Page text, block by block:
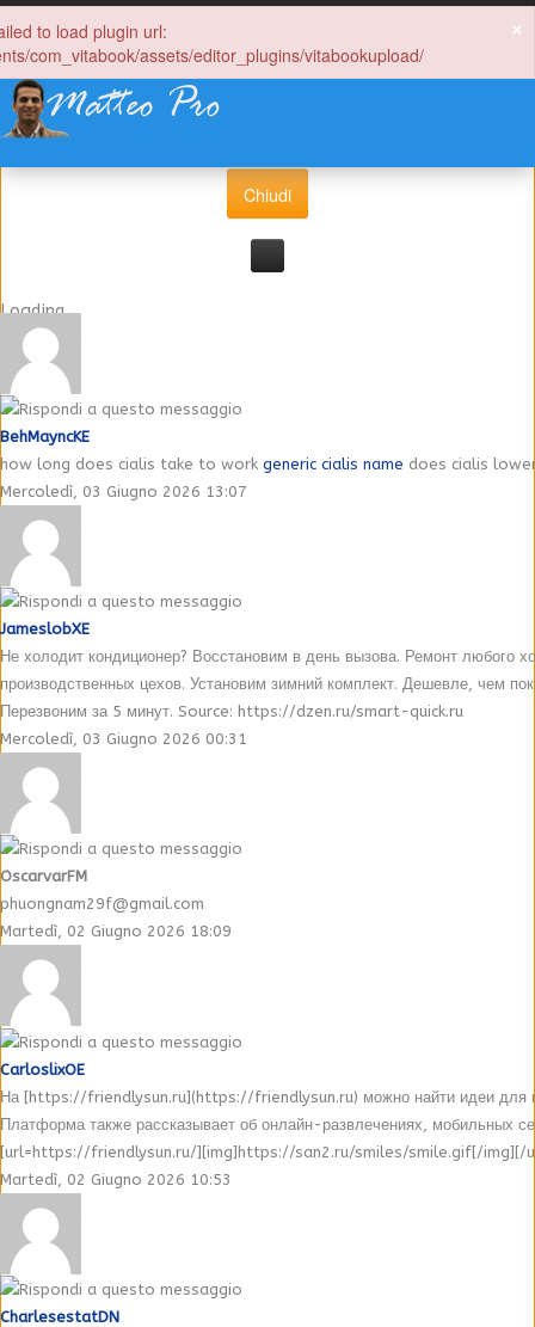
Questo sito utilizza cookie, anche di terze parti, per
migliorare la tua esperienza e offrire servizi in linea con le
tue preferenze. Chiudendo questo banner, scorrendo questa
pagina o cliccando qualunque suo elemento acconsenti
Chiudi
Loading...
Home
Cronaca dell'incidente
Lettere dagli amici
Contatti
Guestbook amici e conoscenti
BehMayncKE
how long does cialis take to work generic cialis name does cialis
Mercoledì, 03 Giugno 2026 13:07
JameslobXE
Не холодит кондиционер? Восстановим в день вызова. Ремонт любого
производственных цехов. Установим зимний комплект. Дешевле, чем
Перезвоним за 5 минут. Source: https://dzen.ru/smart-quick.ru
Mercoledì, 03 Giugno 2026 00:31
OscarvarFM
phuongnam29f@gmail.com
Martedì, 02 Giugno 2026 18:09
CarloslixOE
На [https://friendlysun.ru](https://friendlysun.ru) можно найти идеи для
Платформа также рассказывает об онлайн-развлечениях, мобильных
[url=https://friendlysun.ru/][img]https://san2.ru/smiles/smile.gif[/
Martedì, 02 Giugno 2026 10:53
CharlesestatDN
to load plugin url:
com_vitabook/assets/editor_plugins/vitabookupload/
×